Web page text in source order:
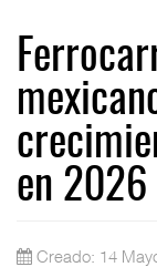
en 2026
Creado: 14